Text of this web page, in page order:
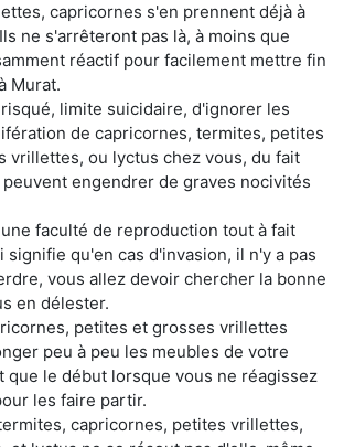
capricornes s'en prennent déjà à
ne s'arrêteront pas là, à moins que
réactif pour facilement mettre fin
Murat.
limite suicidaire, d'ignorer les
de capricornes, termites, petites
vrillettes, ou lyctus chez vous, du fait
engendrer de graves nocivités
faculté de reproduction tout à fait
signifie qu'en cas d'invasion, il n'y a pas
vous allez devoir chercher la bonne
en délester.
petites et grosses vrillettes
peu à peu les meubles de votre
que le début lorsque vous ne réagissez
les faire partir.
capricornes, petites vrillettes,